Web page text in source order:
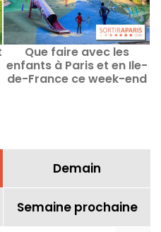
Que faire avec les
enfants à Paris et en Ile-
de-France ce week-end
Demain
Semaine prochaine